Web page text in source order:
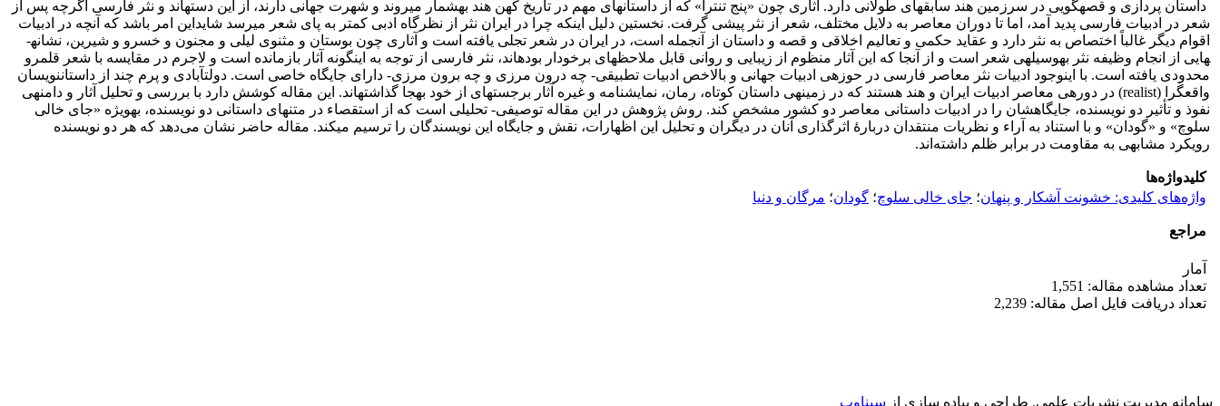
داستان­ پردازی و قصه­گویی در سرزمین هند سابقه­ای طولانی دارد. آثاری چون «پنج تنترا» که از داستان­های مهم در تاریخ کهن هند به­شمار می­ر­وند و شهرت جهانی دارند، از این دسته­اند و نثر فارسی اگرچه پس از
شعر در ادبیات فارسی پدید آمد، اما تا دوران معاصر به­ دلایل مختلف، شعر از نثر پیشی گرفت. نخستین دلیل این­که چرا در ایران نثر از نظرگاه ادبی کمتر به پای شعر می­رسد شایداین امر باشد که آن­چه در ادبیات
اقوام دیگر غالباً اختصاص به نثر دارد و عقاید حکمی و تعالیم اخلاقی و قصه و داستان از آن­جمله است، در ایران در شعر تجلی یافته است و آثاری چون بوستان و مثنوی لیلی و مجنون و خسرو و شیرین، نشانه­
هایی از انجام وظیفه نثر به­وسیله­ی شعر است و از آنجا که این آثار منظوم از زیبایی و روانی قابل ملاحظه­ای برخودار بوده­اند، نثر فارسی از توجه به این­گونه آثار بازمانده است و لاجرم در مقایسه با شعر قلمرو
محدودی یافته است. با این­وجود ادبیات نثر معاصر فارسی در حوزه­ی ادبیات جهانی و بالاخص ادبیات تطبیقی- چه درون مرزی و چه برون مرزی- دارای جایگاه خاصی است. دولت­آبادی و پرم چند از داستان­نویسان
واقع­گرا (realist) در دوره­ی معاصر ادبیات ایران و هند هستند که در زمینه­ی داستان کوتاه، رمان، نمایشنامه و غیره آثار برجسته­ای از خود به­جا گذاشته­اند. این مقاله کوشش ­دارد با بررسی و تحلیل آثار و دامنه­ی
نفوذ و تأثیر دو نویسنده، جایگاه­شان را در ادبیات داستانی معاصر دو کشور مشخص کند. روش پژوهش در این مقاله توصیفی- تحلیلی است که از استقصاء در متن­های داستانی دو نویسنده، به­ویژه «جای خالی
سلوچ» و «گودان» و با استناد به ­آراء و نظریات منتقدان دربارۀ اثرگذاری آنان در دیگران و تحلیل این اظهارات، نقش و جایگاه این نویسندگان را ترسیم می­کند. مقاله حاضر نشان می‌دهد که هر دو نویسنده
رویکرد مشابهی به مقاومت در برابر ظلم داشته‌اند.
کلیدواژه‌ها
واژه‌های کلیدی: خشونت آشکار و پنهان؛ جای خالی سلوچ؛ گودان؛ مرگان و دنیا
مراجع
آمار
تعداد مشاهده مقاله: 1,551
تعداد دریافت فایل اصل مقاله: 2,239
سامانه مدیریت نشریات علمی. طراحی و پیاده سازی از سیناوب